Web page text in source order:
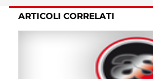
ARTICOLI CORRELATI